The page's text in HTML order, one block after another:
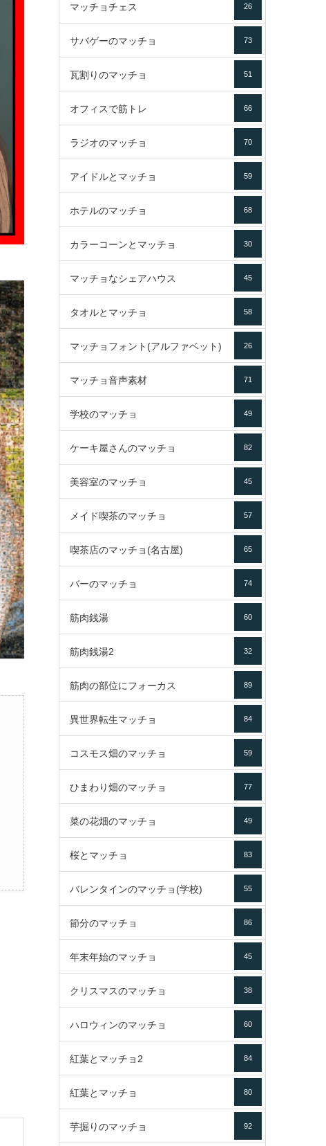
マッチョチェス 26
サバゲーのマッチョ 73
瓦割りのマッチョ 51
オフィスで筋トレ 66
ラジオのマッチョ 70
アイドルとマッチョ 59
ホテルのマッチョ 68
カラーコーンとマッチョ 30
マッチョなシェアハウス 45
タオルとマッチョ 58
マッチョフォント(アルファベット) 26
マッチョ音声素材 71
学校のマッチョ 49
ケーキ屋さんのマッチョ 82
美容室のマッチョ 45
メイド喫茶のマッチョ 57
喫茶店のマッチョ(名古屋) 65
バーのマッチョ 74
筋肉銭湯 60
筋肉銭湯2 32
筋肉の部位にフォーカス 89
異世界転生マッチョ 84
コスモス畑のマッチョ 59
ひまわり畑のマッチョ 77
菜の花畑のマッチョ 49
桜とマッチョ 83
バレンタインのマッチョ(学校) 55
節分のマッチョ 86
年末年始のマッチョ 45
クリスマスのマッチョ 38
ハロウィンのマッチョ 60
紅葉とマッチョ2 84
紅葉とマッチョ 80
芋掘りのマッチョ 92